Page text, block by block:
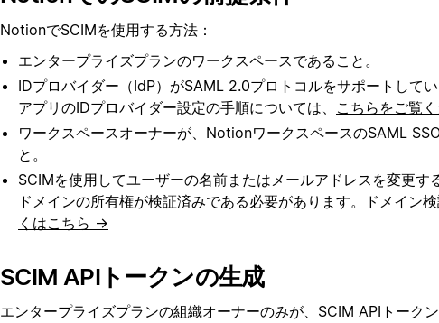
NotionでSCIMを使用する方法：
エンタープライズプランのワークスペースであること。
IDプロバイダー（IdP）がSAML 2.0プロトコルをサポートして
アプリのIDプロバイダー設定の手順については、 こちらをご覧
ワークスペースオーナーが、NotionワークスペースのSAML
と。
SCIMを使用してユーザーの名前またはメールアドレスを変更す
ドメインの所有権が検証済みである必要があります。
ドメイン
くはこちら →
SCIM APIトークンの生成
エンタープライズプランの組織オーナーのみが、SCIM APIトーク